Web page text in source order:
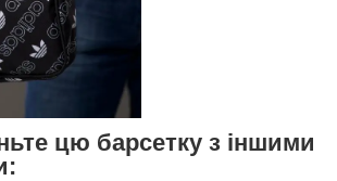
цю барсетку з іншими